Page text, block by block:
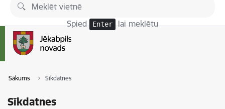
Pāriet uz lapas saturu
Spied Enter lai meklētu
Sākums Sīkdatnes
Sīkdatnes